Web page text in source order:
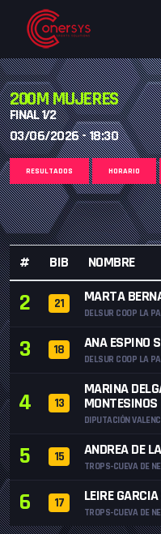
200M MUJERES
FINAL 1/2
03/06/2026 - 18:30
RESULTADOS HORARIO
# BIB NOMBRE
2 21 MARTA
DELSUR COOP LA
3 18 ANA ESPINO
DELSUR COOP LA
4 13
MARINA
MONTESINOS
DIPUTACIÓN
5 15 ANDREA DE
TROPS-CUEVA DE
6 17 LEIRE
TROPS-CUEVA DE